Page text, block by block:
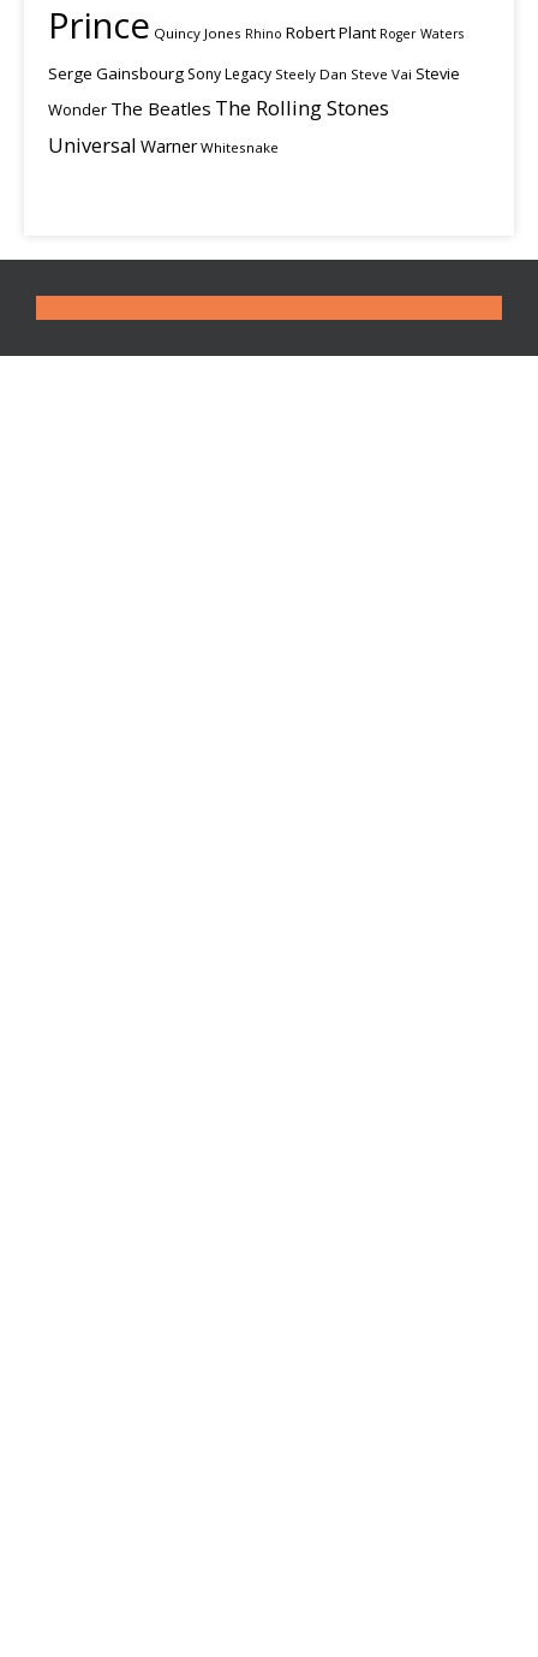
Prince Quincy Jones Rhino Robert Plant Roger Waters
Serge Gainsbourg Sony Legacy Steely Dan Steve Vai Stevie
Wonder The Beatles The Rolling Stones
Universal Warner Whitesnake